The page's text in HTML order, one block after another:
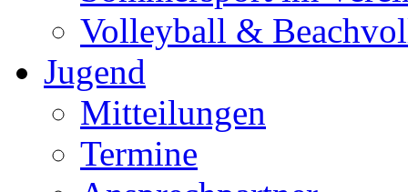
Volleyball &
Jugend
Mitteilungen
Termine